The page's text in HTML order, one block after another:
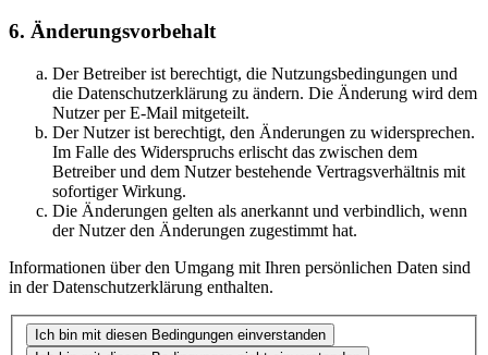
6. Änderungsvorbehalt
Der Betreiber ist berechtigt, die Nutzungsbedingungen und
die Datenschutzerklärung zu ändern. Die Änderung wird dem
Nutzer per E-Mail mitgeteilt.
Der Nutzer ist berechtigt, den Änderungen zu widersprechen.
Im Falle des Widerspruchs erlischt das zwischen dem
Betreiber und dem Nutzer bestehende Vertragsverhältnis mit
sofortiger Wirkung.
Die Änderungen gelten als anerkannt und verbindlich, wenn
der Nutzer den Änderungen zugestimmt hat.
Informationen über den Umgang mit Ihren persönlichen Daten sind
in der Datenschutzerklärung enthalten.